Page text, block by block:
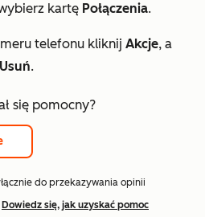
kartę Połączenia.
telefonu kliknij Akcje, a
Usuń.
się pomocny?
do przekazywania opinii
Dowiedz się, jak uzyskać pomoc